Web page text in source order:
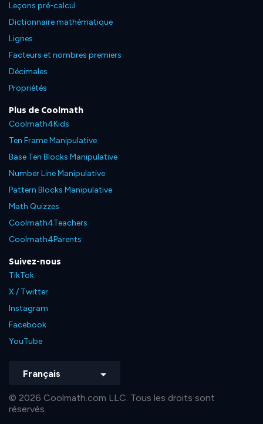
Leçons pré-calcul
Dictionnaire mathématique
Lignes
Facteurs et nombres premiers
Décimales
Propriétés
Plus de Coolmath
Coolmath4Kids
Ten Frame Manipulative
Base Ten Blocks Manipulative
Number Line Manipulative
Pattern Blocks Manipulative
Math Quizzes
Coolmath4Teachers
Coolmath4Parents
Suivez-nous
TikTok
X / Twitter
Instagram
Facebook
YouTube
Français
© 2026 Coolmath.com LLC. Tous les droits sont
réservés.